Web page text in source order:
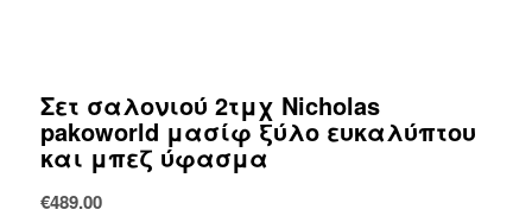
Σετ σαλονιού 2τμχ Nicholas
pakoworld μασίφ ξύλο ευκαλύπτου
και μπεζ ύφασμα
€489.00